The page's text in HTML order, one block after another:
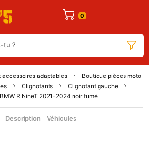
tu ?
accessoires adaptables
Boutique pièces moto
Clignotants
Clignotant gauche
R NineT 2021-2024 noir fumé
Description Véhicules